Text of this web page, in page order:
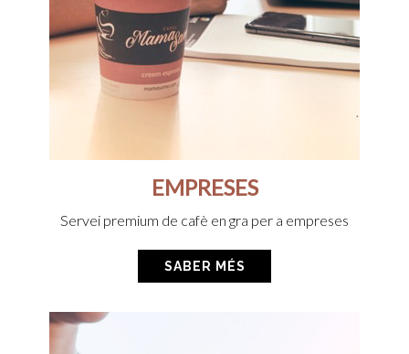
EMPRESES
Servei premium de cafè en gra per a empreses
SABER MÉS